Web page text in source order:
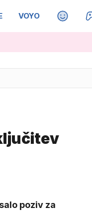
VOYO MAGAZIN
poziv za